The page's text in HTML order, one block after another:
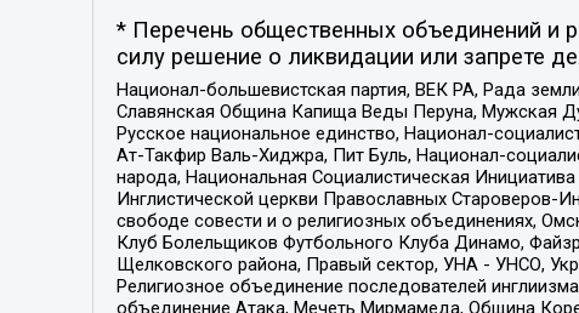
* Перечень общественных объединений и
силу решение о ликвидации или запрете
Национал-большевистская партия, ВЕК РА, Рада
Славянская Община Капища Веды Перуна, Мужская
Русское национальное единство, Национал-
Ат-Такфир Валь-Хиджра, Пит Буль, Национал-
народа, Национальная Социалистическая
Инглистической церкви Православных Староверов-
свободе совести и о религиозных объединениях,
Клуб Болельщиков Футбольного Клуба Динамо,
Щелковского района, Правый сектор, УНА - УНСО,
Религиозное объединение последователей
объединение Атака, Мечеть Мирмамеда, Община